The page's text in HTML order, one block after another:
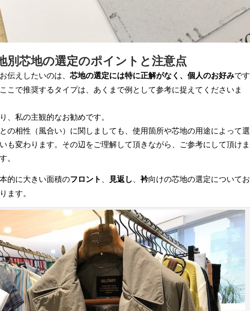
別芯地の選定のポイントと注意点
伝えしたいのは、 芯地の選定には特に正解がなく、個人のお好みです
こで推奨するタイプは、あくまで例として参考に捉えてくださいま
、私の主観的なお勧めです。
の相性（風合い）に関しましても、使用箇所や芯地の用途によって選
も変わります。その辺をご理解して頂きながら、ご参考にして頂けま
。
的に大きい面積のフロント 見返し 衿向けの芯地の選定についてお
ます。